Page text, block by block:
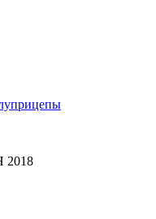
2018